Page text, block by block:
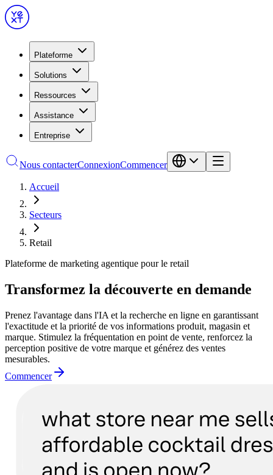
Plateforme
Solutions
Ressources
Assistance
Entreprise
Nous contacterConnexionCommencer
Accueil
Secteurs
Retail
Plateforme de marketing agentique pour le retail
Transformez la découverte en demande
Prenez l'avantage dans l'IA et la recherche en ligne en garantissant
l'exactitude et la priorité de vos informations produit, magasin et
marque. Stimulez la fréquentation en point de vente, renforcez la
perception positive de votre marque et générez des ventes
mesurables.
Commencer